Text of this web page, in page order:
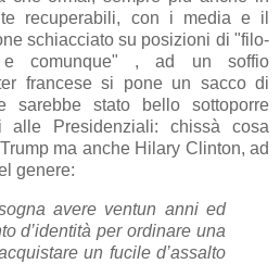
recuperabili, con i media e il
schiacciato su posizioni di "filo-
e comunque" , ad un soffio
francese si pone un sacco di
sarebbe stato bello sottoporre
Presidenziali: chissà cosa
ma anche Hilary Clinton, ad
genere:
avere ventun anni ed
d’identità per ordinare una
un fucile d’assalto